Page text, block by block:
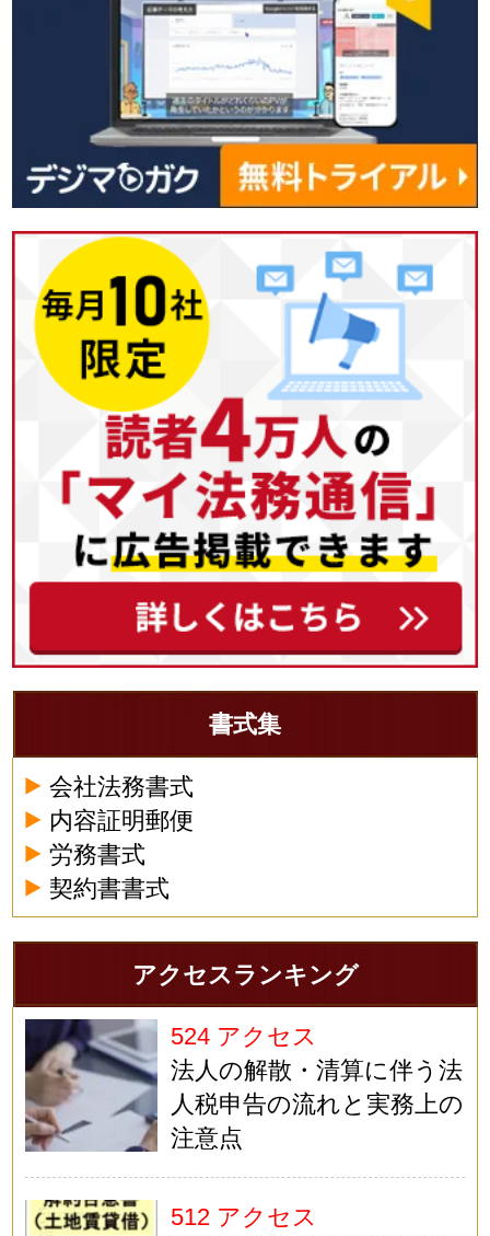
書式集
会社法務書式
内容証明郵便
労務書式
契約書書式
アクセスランキング
524 アクセス
法人の解散・清算に伴う法
人税申告の流れと実務上の
注意点
512 アクセス